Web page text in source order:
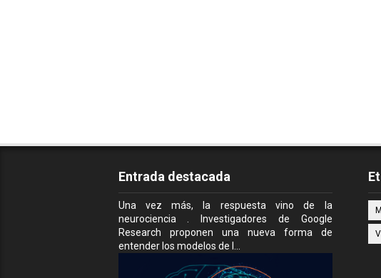
Entrada destacada
Una vez más, la respuesta vino de la
neurociencia . Investigadores de Google
Research proponen una nueva forma de
entender los modelos de I...